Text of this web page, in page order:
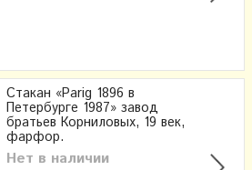
Стакан «Parig 1896 в
Петербурге 1987» завод
братьев Корниловых, 19 век,
фарфор.
Нет в наличии